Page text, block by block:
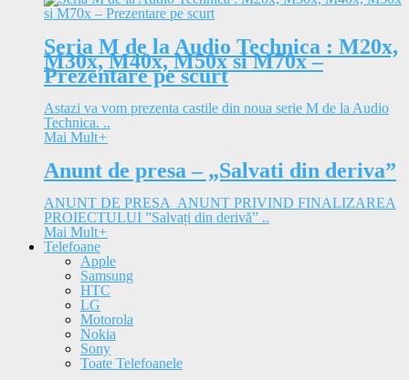
Seria M de la Audio Technica : M20x,
M30x, M40x, M50x si M70x –
Prezentare pe scurt
Astazi va vom prezenta castile din noua serie M de la Audio
Technica. ..
Mai Mult+
Anunt de presa – „Salvati din deriva”
ANUNT DE PRESA ANUNT PRIVIND FINALIZAREA
PROIECTULUI ”Salvați din derivă” ..
Mai Mult+
Telefoane
Apple
Samsung
HTC
LG
Motorola
Nokia
Sony
Toate Telefoanele